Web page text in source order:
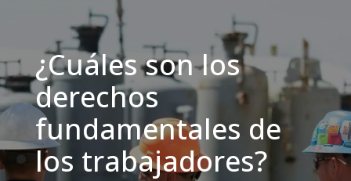
¿Cuáles son los
derechos
fundamentales de
los trabajadores?